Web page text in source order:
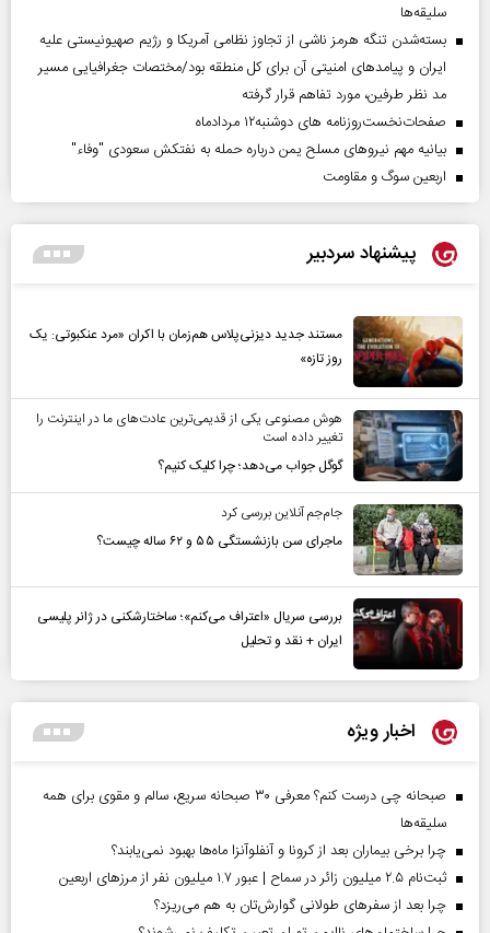
سلیقه‌ها
بسته‌شدن تنگه هرمز ناشی از تجاوز نظامی آمریکا و رژیم صهیونیستی علیه
ایران و پیامد‌های امنیتی آن برای کل منطقه بود/مختصات جغرافیایی مسیر
مد نظر طرفین، مورد تفاهم قرار گرفته
صفحات‌نخست‌روزنامه ها‌ی دوشنبه‌۱۲ مردادماه
بیانیه مهم نیروهای مسلح یمن درباره حمله به نفتکش سعودی "وفاء"
اربعین سوگ و مقاومت
پیشنهاد سردبیر
مستند جدید دیزنی‌پلاس هم‌زمان با اکران «مرد عنکبوتی: یک
روز تازه»
هوش مصنوعی یکی از قدیمی‌ترین عادت‌های ما در اینترنت را
تغییر داده است
گوگل جواب می‌دهد؛ چرا کلیک کنیم؟
جام‌جم آنلاین بررسی کرد
ماجرای سن بازنشستگی ۵۵ و ۶۲ ساله چیست؟
بررسی سریال «اعتراف می‌کنم»؛ ساختارشکنی در ژانر پلیسی
ایران + نقد و تحلیل
اخبار ویژه
صبحانه چی درست کنم؟ معرفی ۳۰ صبحانه سریع، سالم و مقوی برای همه
سلیقه‌ها
چرا برخی بیماران بعد از کرونا و آنفلوآنزا ماه‌ها بهبود نمی‌یابند؟
ثبت‌نام ۲.۵ میلیون زائر در سماح | عبور ۱.۷ میلیون نفر از مرز‌های اربعین
چرا بعد از سفرهای طولانی گوارش‌تان به هم می‌ریزد؟